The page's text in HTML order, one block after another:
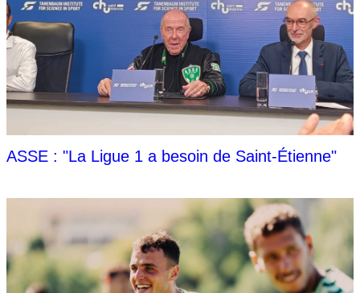
ASSE : "La Ligue 1 a besoin de Saint-Étienne"